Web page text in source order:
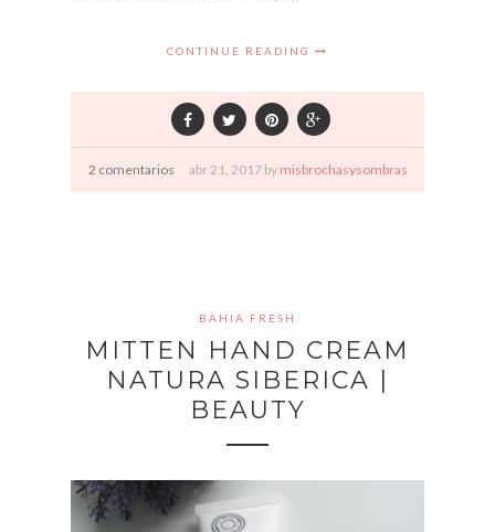
CONTINUE READING
2 comentarios abr21, 2017 by misbrochasysombras
BAHIA FRESH
MITTEN HAND CREAM
NATURA SIBERICA |
BEAUTY